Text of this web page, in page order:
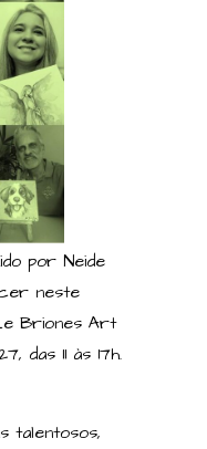
por Neide
neste
Briones Art
das 11 às 17h.
talentosos,